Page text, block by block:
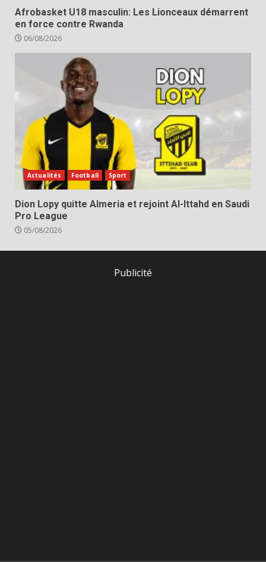
Afrobasket U18 masculin: Les Lionceaux démarrent
en force contre Rwanda
06/08/2026
Actualités Football Sport
Dion Lopy quitte Almeria et rejoint Al-Ittahd en Saudi
Pro League
05/08/2026
Publicité